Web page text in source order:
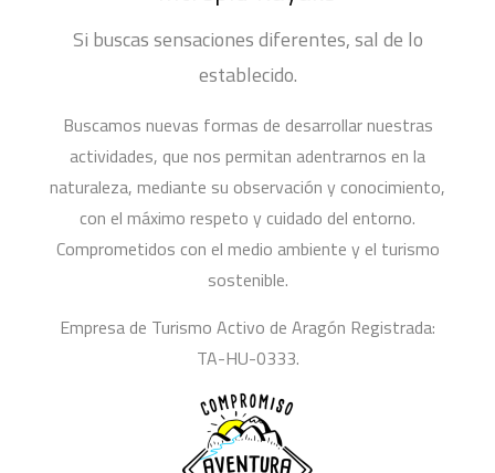
Si buscas sensaciones diferentes, sal de lo
establecido.
Buscamos nuevas formas de desarrollar nuestras
actividades, que nos permitan adentrarnos en la
naturaleza, mediante su observación y conocimiento,
con el máximo respeto y cuidado del entorno.
Comprometidos con el medio ambiente y el turismo
sostenible.
Empresa de Turismo Activo de Aragón Registrada:
TA-HU-0333.